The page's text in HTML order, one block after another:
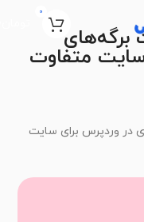
0
سایت متفاوت
در وردپرس برای سایت